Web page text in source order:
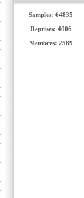
Samples: 64835
Reprises: 4006
Membres: 2589